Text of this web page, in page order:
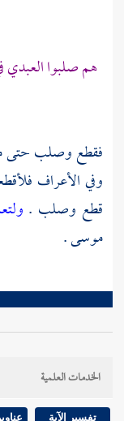
هم صلبوا
فقطع وصلب حتى
وفي الأعراف
قطع وصلب .
موسى.
الخدمات العلمية
تفسير الآية